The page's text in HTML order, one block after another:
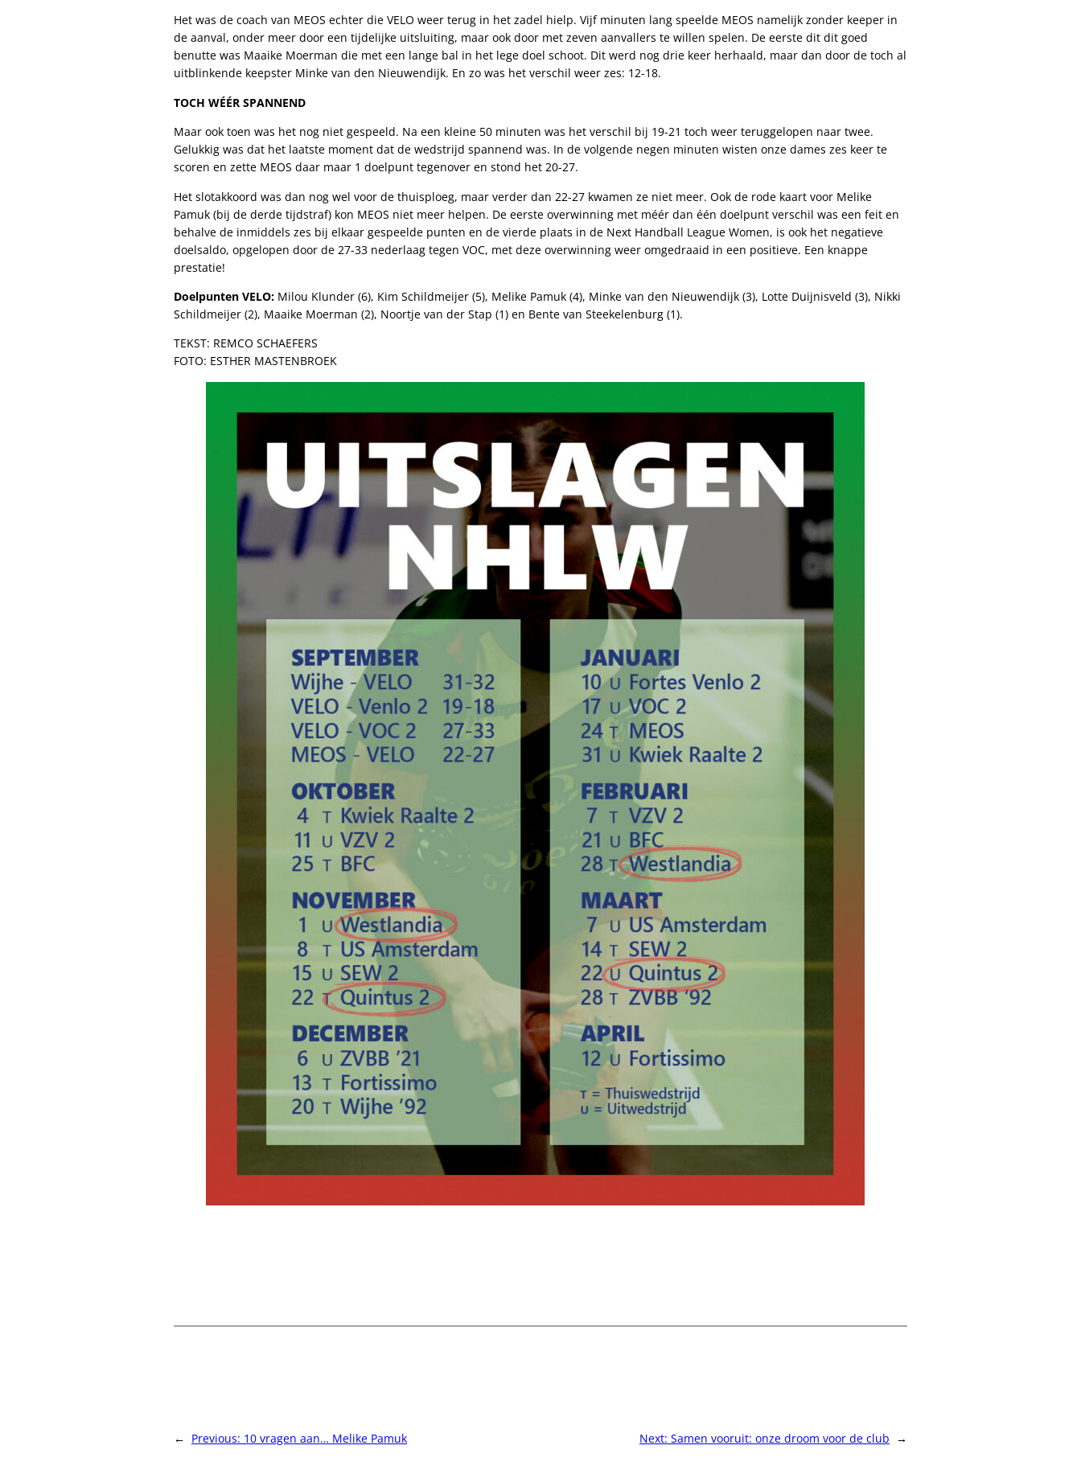
Het was de coach van MEOS echter die VELO weer terug in het zadel hielp. Vijf minuten lang speelde MEOS namelijk zonder keeper in
de aanval, onder meer door een tijdelijke uitsluiting, maar ook door met zeven aanvallers te willen spelen. De eerste dit dit goed
benutte was Maaike Moerman die met een lange bal in het lege doel schoot. Dit werd nog drie keer herhaald, maar dan door de toch al
uitblinkende keepster Minke van den Nieuwendijk. En zo was het verschil weer zes: 12-18.
TOCH WÉÉR SPANNEND
Maar ook toen was het nog niet gespeeld. Na een kleine 50 minuten was het verschil bij 19-21 toch weer teruggelopen naar twee.
Gelukkig was dat het laatste moment dat de wedstrijd spannend was. In de volgende negen minuten wisten onze dames zes keer te
scoren en zette MEOS daar maar 1 doelpunt tegenover en stond het 20-27.
Het slotakkoord was dan nog wel voor de thuisploeg, maar verder dan 22-27 kwamen ze niet meer. Ook de rode kaart voor Melike
Pamuk (bij de derde tijdstraf) kon MEOS niet meer helpen. De eerste overwinning met méér dan één doelpunt verschil was een feit en
behalve de inmiddels zes bij elkaar gespeelde punten en de vierde plaats in de Next Handball League Women, is ook het negatieve
doelsaldo, opgelopen door de 27-33 nederlaag tegen VOC, met deze overwinning weer omgedraaid in een positieve. Een knappe
prestatie!
Doelpunten VELO: Milou Klunder (6), Kim Schildmeijer (5), Melike Pamuk (4), Minke van den Nieuwendijk (3), Lotte Duijnisveld (3), Nikki
Schildmeijer (2), Maaike Moerman (2), Noortje van der Stap (1) en Bente van Steekelenburg (1).
TEKST: REMCO SCHAEFERS
FOTO: ESTHER MASTENBROEK
← Previous: 10 vragen aan… Melike Pamuk Next: Samen vooruit: onze droom voor de club →